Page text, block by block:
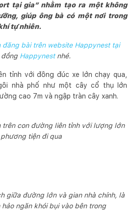
tại gia” nhằm tạo ra một không
giúp ông bà có một nơi trong
tự nhiên.
đăng bài trên website Happynest tại
Happynest nhé.
tỉnh với đông đúc xe lớn chạy qua,
nhà phố như một cây cổ thụ lớn
cao 7m và ngập tràn cây xanh.
trên con đường liên tỉnh với lượng lớn
tiện đi qua
giữa đường lớn và gian nhà chính, là
ngăn khói bụi vào bên trong